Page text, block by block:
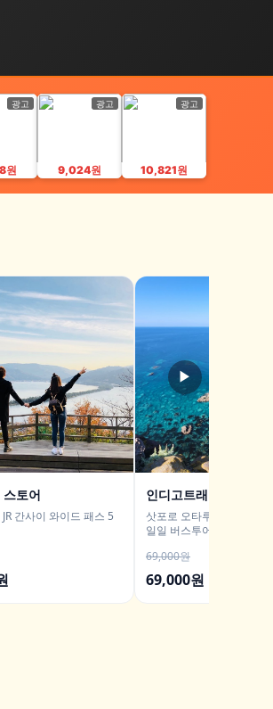
광고
원
광고
9,024원
광고
10,821원
토어
간사이 와이드 패스 5
인디고트래블
삿포로 오타루 샤코탄 시
일일 버스투어/ DSLR 촬영
69,000원
69,000원
▶